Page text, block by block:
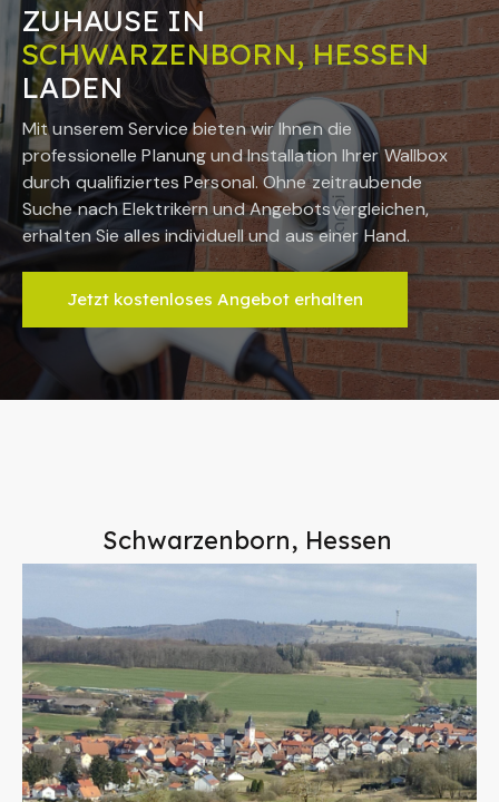
ZUHAUSE IN
SCHWARZENBORN, HESSEN
LADEN
Mit unserem Service bieten wir Ihnen die
professionelle Planung und Installation Ihrer Wallbox
durch qualifiziertes Personal. Ohne zeitraubende
Suche nach Elektrikern und Angebotsvergleichen,
erhalten Sie alles individuell und aus einer Hand.
Jetzt kostenloses Angebot erhalten
Schwarzenborn, Hessen